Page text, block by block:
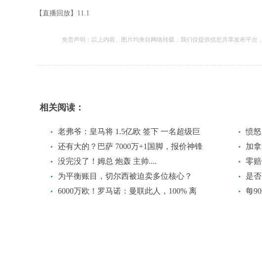
【直播回放】11.1
免责声明：以上内容、图片均来自网络转载，我们仅提供信息共享发布平台